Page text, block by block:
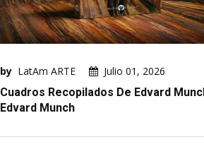
by LatAm ARTE
Julio 01, 2026
Cuadros Recopilados De Edvard
Edvard Munch